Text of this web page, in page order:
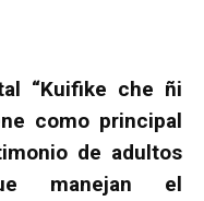
“Kuifike che ñi
como principal
de adultos
manejan el